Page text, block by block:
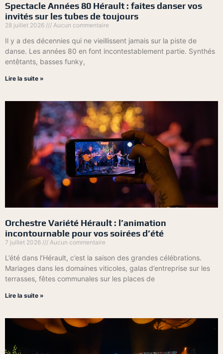
Spectacle Années 80 Hérault : faites danser vos
invités sur les tubes de toujours
28 juillet 2026 Aucun commentaire
Il y a des décennies qui ne vieillissent jamais sur la piste de
danse. Les années 80 en font incontestablement partie. Synthés
entêtants, basses funky,
Lire la suite »
Orchestre Variété Hérault : l’animation
incontournable pour vos soirées d’été
7 juillet 2026 Aucun commentaire
L’été dans l’Hérault, c’est la saison des grandes célébrations.
Mariages dans les domaines viticoles, galas d’entreprise sur les
terrasses, fêtes communales sur les places de
Lire la suite »